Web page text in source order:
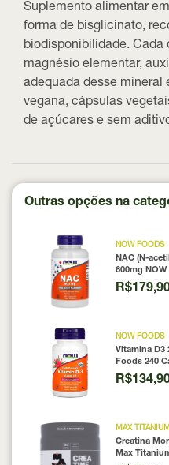
Suplemento alimentar
forma de bisglicinato,
biodisponibilidade. Cada
magnésio elementar,
adequada desse mineral
vegana, cápsulas
de açúcares e sem
Outras opções na
NOW FOODS
NAC (N-
600mg
Cápsulas
NOW FOODS
Vitamina D3
Foods 240
MAX TITANIUM
Creatina
Max